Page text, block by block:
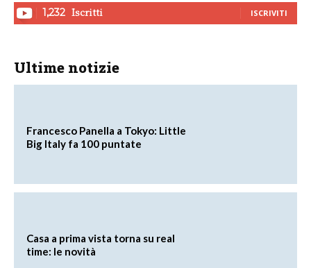
1,232 Iscritti ISCRIVITI
Ultime notizie
Francesco Panella a Tokyo: Little
Big Italy fa 100 puntate
Casa a prima vista torna su real
time: le novità